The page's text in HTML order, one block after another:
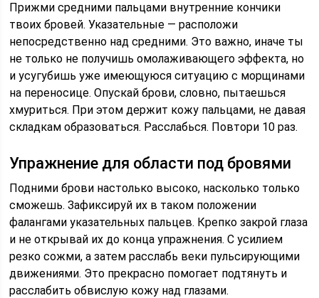
Прижми средними пальцами внутренние кончики
твоих бровей. Указательные — расположи
непосредственно над средними. Это важно, иначе ты
не только не получишь омолаживающего эффекта, но
и усугубишь уже имеющуюся ситуацию с морщинами
на переносице. Опускай брови, словно, пытаешься
хмуриться. При этом держит кожу пальцами, не давая
складкам образоваться. Расслабься. Повтори 10 раз.
Упражнение для области под бровями
Подними брови настолько высоко, насколько только
сможешь. Зафиксируй их в таком положении
фалангами указательных пальцев. Крепко закрой глаза
и не открывай их до конца упражнения. С усилием
резко сожми, а затем расслабь веки пульсирующими
движениями. Это прекрасно помогает подтянуть и
расслабить обвислую кожу над глазами.